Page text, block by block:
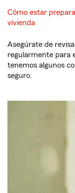
Cómo estar
vivienda
Asegúrate de
regularmente para
tenemos algunos
seguro.